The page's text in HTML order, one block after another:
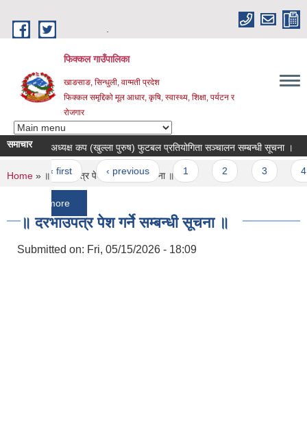
फिक्कल गाउँपालिका
खाङसाङ, सिन्धुली, वाग्मती प्रदेश
फिक्कल समृद्दिको मूल आधार, कृषि, स्वास्थ्य, शिक्षा, पर्यटन र
रोजगार
समाचार
तेस्रो अध्यक्ष कप (खुल्ला पुरुष) फुटबल प्रतियोगिता सञ्चालन सम्बन्धी सूचना । ॥
Pages ‹ previous 1 5
You are here
Home » ॥ दरभाउपत्र पेश गर्ने सम्बन्धी सूचना ॥
॥ दरभाउपत्र पेश गर्ने सम्बन्धी सूचना ॥
Submitted on: Fri, 05/15/2026 - 18:09